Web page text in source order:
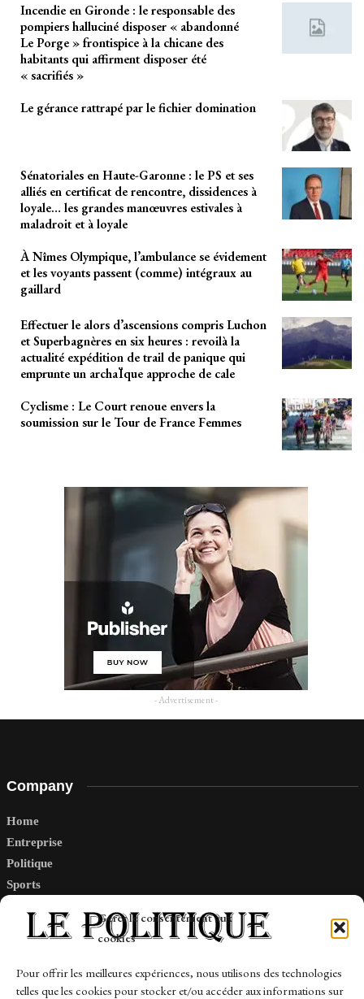
Gérer le consentement aux
cookies
Pour offrir les meilleures expériences, nous utilisons des technologies
telles que les cookies pour stocker et/ou accéder aux informations sur
Incendie en Gironde : le responsable des
pompiers halluciné disposer « abandonné
Le Porge » frontispice à la chicane des
habitants qui affirment disposer été
« sacrifiés »
Le gérance rattrapé par le fichier domination
Sénatoriales en Haute-Garonne : le PS et ses
alliés en certificat de rencontre, dissidences à
loyale… les grandes manœuvres estivales à
maladroit et à loyale
À Nîmes Olympique, l’ambulance se évidement
et les voyants passent (comme) intégraux au
gaillard
Effectuer le alors d’ascensions compris Luchon
et Superbagnères en six heures : revoilà la
actualité expédition de trail de panique qui
emprunte un archaÏque approche de cale
Cyclisme : Le Court renoue envers la
soumission sur le Tour de France Femmes
- Advertisement -
Company
Home
Entreprise
Politique
Sports